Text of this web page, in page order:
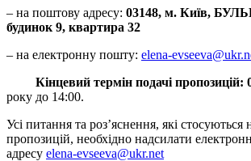
– на поштову адресу: 03148, м. Київ,
будинок 9, квартира 32
– на електронну пошту: elena-
Кінцевий термін подачі пропозицій:
року до 14:00.
Усі питання та роз’яснення, які стосуються
пропозицій, необхідно надсилати
адресу elena-evseeva@ukr.net